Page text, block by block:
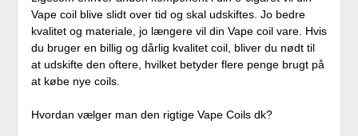
Vape coil blive slidt over tid og skal udskiftes. Jo bedre
kvalitet og materiale, jo længere vil din Vape coil vare. Hvis
du bruger en billig og dårlig kvalitet coil, bliver du nødt til
at udskifte den oftere, hvilket betyder flere penge brugt på
at købe nye coils.
Hvordan vælger man den rigtige Vape Coils dk?